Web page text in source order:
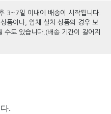
3~7일 이내에 배송이 시작됩니다.
품이나, 업체 설치 상품의 경우 보
수도 있습니다.(배송 기간이 길어지
.